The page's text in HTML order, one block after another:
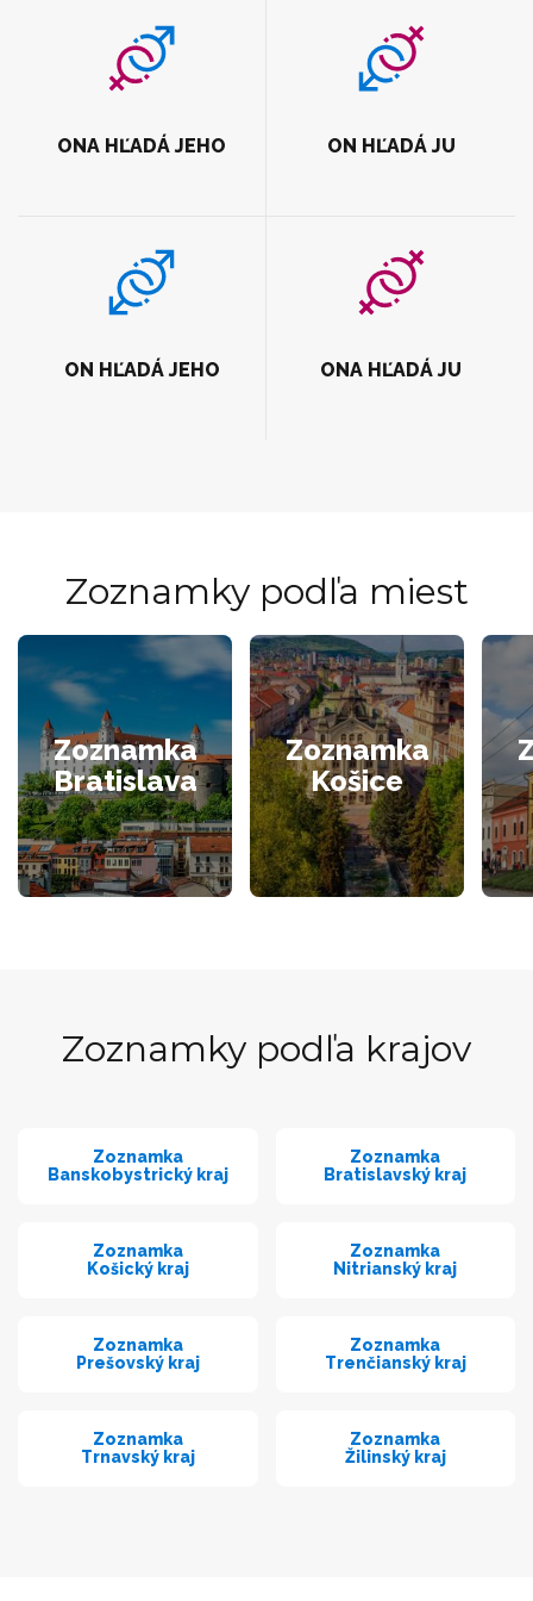
ONA HĽADÁ JEHO ON HĽADÁ JU
ON HĽADÁ JEHO ONA HĽADÁ JU
Zoznamky podľa miest
Zoznamka
Bratislava
Zoznamka
Košice
Zoznamky podľa krajov
Zoznamka
Banskobystrický kraj
Zoznamka
Bratislavský kraj
Zoznamka
Košický kraj
Zoznamka
Nitrianský kraj
Zoznamka
Prešovský kraj
Zoznamka
Trenčianský kraj
Zoznamka
Trnavský kraj
Zoznamka
Žilinský kraj